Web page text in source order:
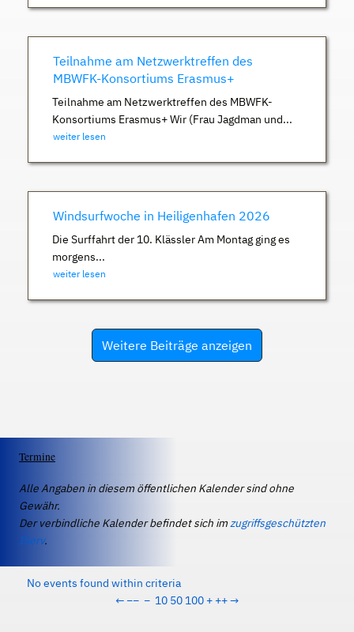
Teilnahme am Netzwerktreffen des
MBWFK-Konsortiums Erasmus+
Teilnahme am Netzwerktreffen des MBWFK-
Konsortiums Erasmus+ Wir (Frau Jagdman und...
weiter lesen
Windsurfwoche in Heiligenhafen 2026
Die Surffahrt der 10. Klässler Am Montag ging es
morgens...
weiter lesen
Weitere Beiträge anzeigen
Termine
Alle Angaben in diesem öffentlichen Kalender sind ohne
Gewähr.
Der verbindliche Kalender befindet sich imzugriffsgeschützten
IServ.
No events found within criteria
← −− − 10 50 100 + ++→